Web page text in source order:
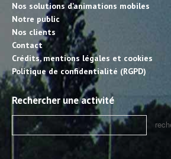
Nos solutions d’animations mobiles
Notre public
Nos clients
Contact
Crédits, mentions légales et cookies
Politique de confidentialité (RGPD)
Rechercher une activité